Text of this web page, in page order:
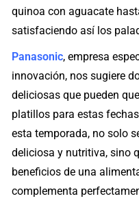
quinoa con aguacate
satisfaciendo así los
Panasonic, empresa
innovación, nos sugiere
deliciosas que pueden
platillos para estas
esta temporada, no solo
deliciosa y nutritiva, sino
beneficios de una
complementa